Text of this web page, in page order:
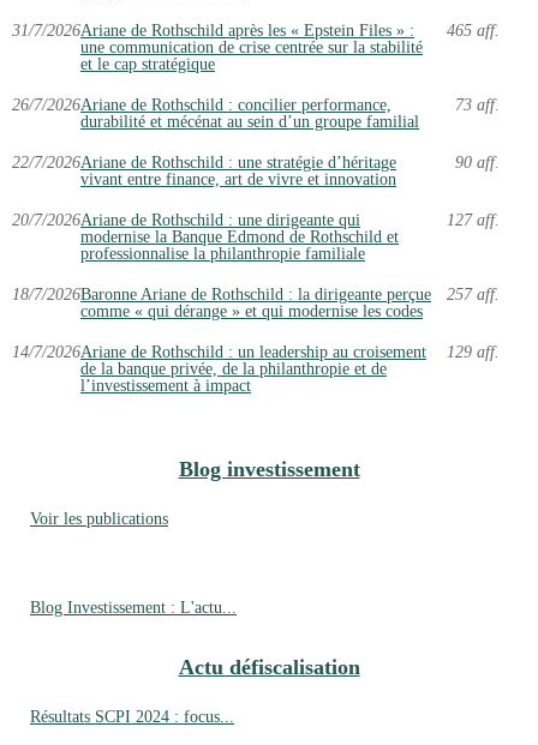
31/7/2026Ariane de Rothschild après les « Epstein Files » :
une communication de crise centrée sur la stabilité
et le cap stratégique
465 aff.
26/7/2026Ariane de Rothschild : concilier performance,
durabilité et mécénat au sein d’un groupe familial
73 aff.
22/7/2026Ariane de Rothschild : une stratégie d’héritage
vivant entre finance, art de vivre et innovation
90 aff.
20/7/2026Ariane de Rothschild : une dirigeante qui
modernise la Banque Edmond de Rothschild et
professionnalise la philanthropie familiale
127 aff.
18/7/2026Baronne Ariane de Rothschild : la dirigeante perçue
comme « qui dérange » et qui modernise les codes
257 aff.
14/7/2026Ariane de Rothschild : un leadership au croisement
de la banque privée, de la philanthropie et de
l’investissement à impact
129 aff.
Blog investissement
Voir les publications
Blog Investissement : L'actu...
Actu défiscalisation
Résultats SCPI 2024 : focus...